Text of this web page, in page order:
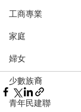
工商專業
家庭
婦女
少數族裔
青年民建聯